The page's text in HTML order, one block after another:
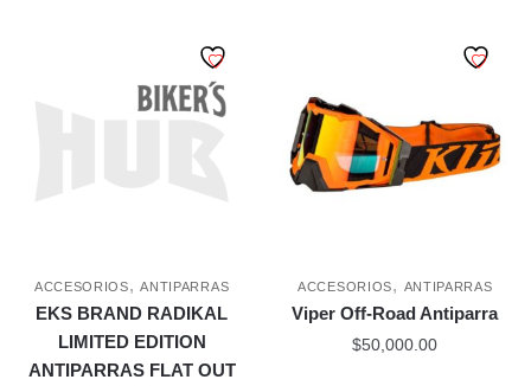
ACCESORIOS,ANTIPARRAS
EKS BRAND RADIKAL
LIMITED EDITION
ANTIPARRAS FLAT OUT
ACCESORIOS, ANTIPARRAS
Viper Off-Road Antiparra
$50,000.00